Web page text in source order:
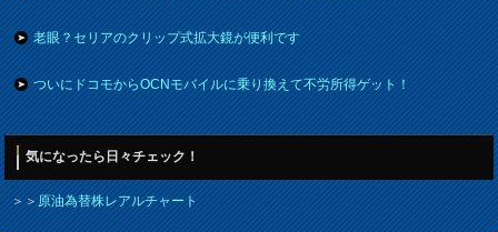
老眼？セリアのクリップ式拡大鏡が便利です
ついにドコモからOCNモバイルに乗り換えて不労所得ゲット！
気になったら日々チェック！
＞＞原油為替株レアルチャート